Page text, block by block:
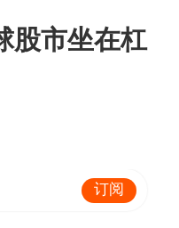
股市坐在杠
订阅